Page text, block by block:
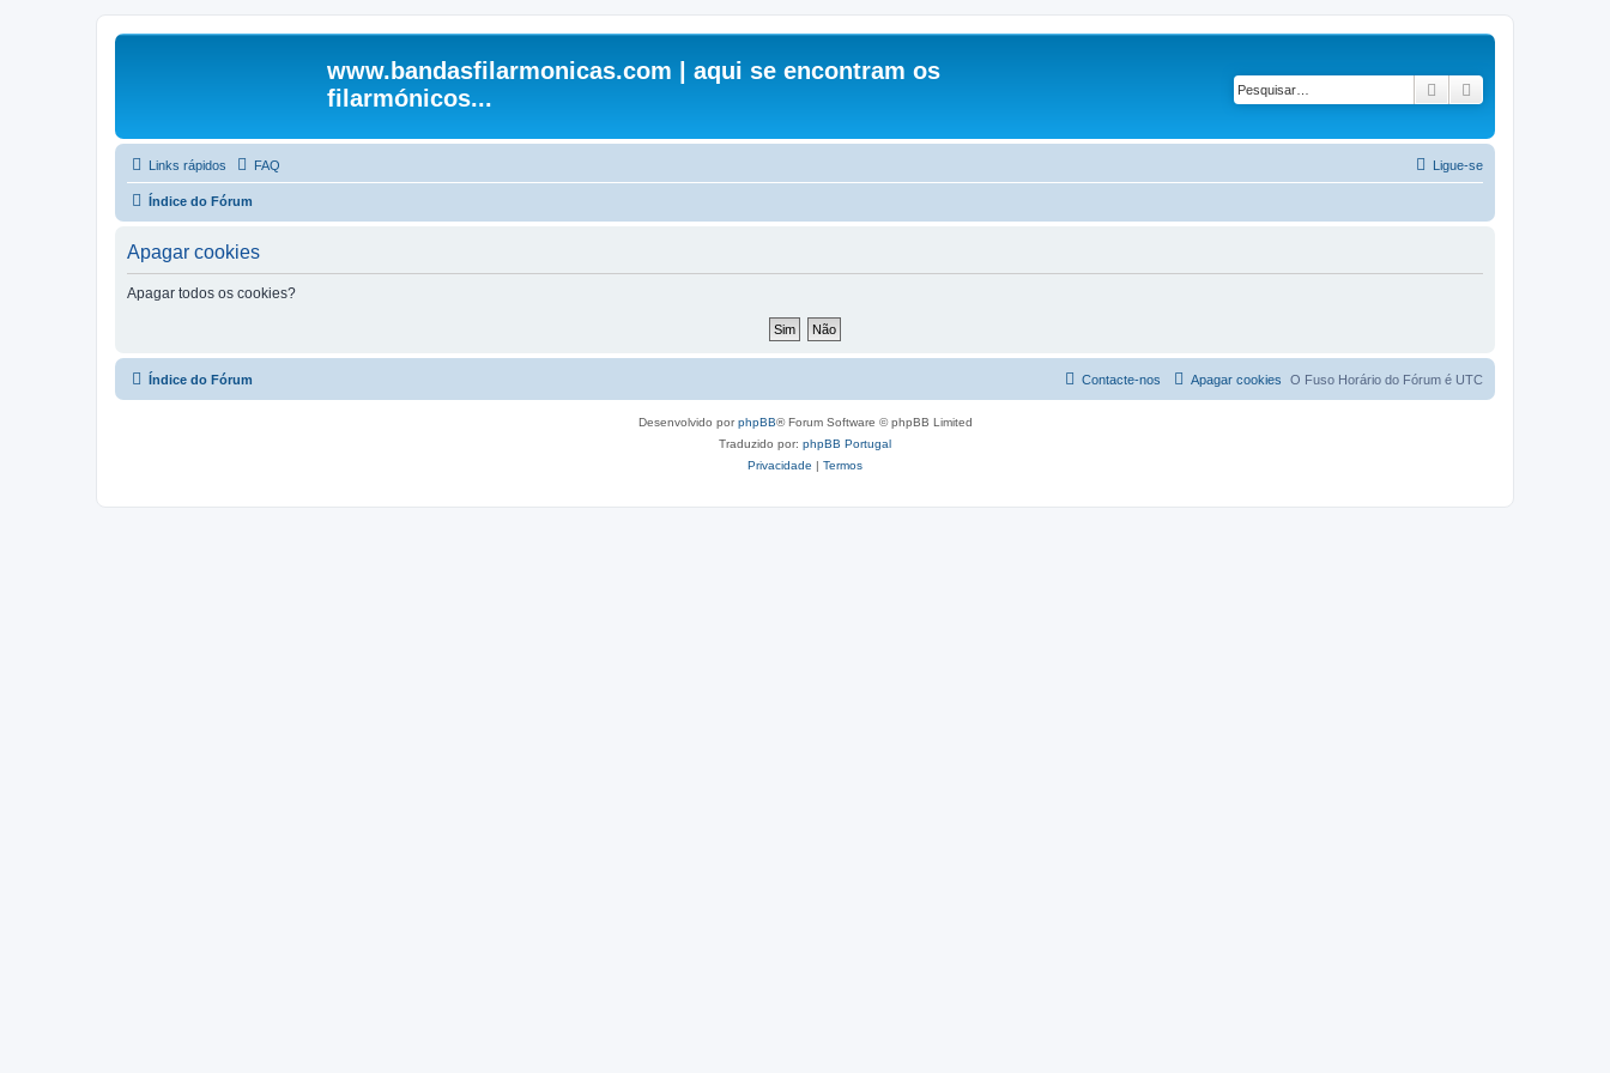
www.bandasfilarmonicas.com | aqui se encontram os
filarmónicos...
Pesquisar
Links rápidos FAQ Ligue-se
Índice do Fórum
Apagar cookies
Apagar todos os cookies?
Índice do Fórum O Fuso Horário do Fórum é UTC
Apagar cookies
Contacte-nos
Desenvolvido porphpBB® Forum Software © phpBB Limited
Traduzido por: phpBB Portugal
Privacidade | Termos